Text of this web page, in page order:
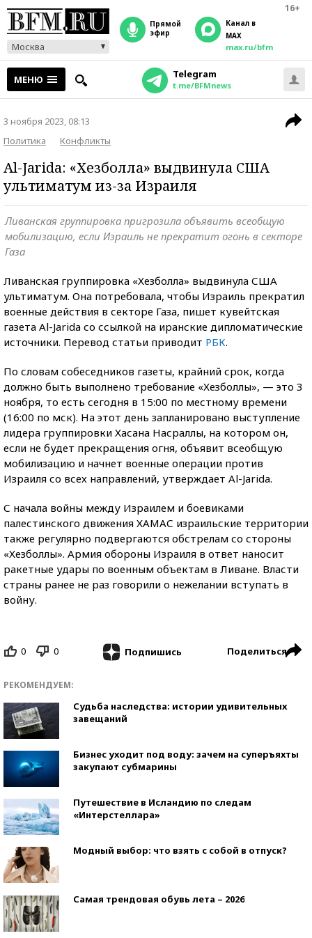
16+
Москва
прямой
эфир
Канал в
MAX
max.ru/bfm
МЕНЮ Telegram
t.me/BFMnews
3 ноября 2023, 08:13
Политика
Конфликты
Al-Jarida: «Хезболла» выдвинула США
ультиматум из-за Израиля
Ливанская группировка пригрозила объявить всеобщую
мобилизацию, если Израиль не прекратит огонь в секторе
Газа
Ливанская группировка «Хезболла» выдвинула США
ультиматум. Она потребовала, чтобы Израиль прекратил
военные действия в секторе Газа, пишет кувейтская
газета Al-Jarida со ссылкой на иранские дипломатические
источники. Перевод статьи приводит РБК.
По словам собеседников газеты, крайний срок, когда
должно быть выполнено требование «Хезболлы», — это 3
ноября, то есть сегодня в 15:00 по местному времени
(16:00 по мск). На этот день запланировано выступление
лидера группировки Хасана Насраллы, на котором он,
если не будет прекращения огня, объявит всеобщую
мобилизацию и начнет военные операции против
Израиля со всех направлений, утверждает Al-Jarida.
С начала войны между Израилем и боевиками
палестинского движения ХАМАС израильские территории
также регулярно подвергаются обстрелам со стороны
«Хезболлы». Армия обороны Израиля в ответ наносит
ракетные удары по военным объектам в Ливане. Власти
страны ранее не раз говорили о нежелании вступать в
войну.
0 0 Подпишись Поделиться
РЕКОМЕНДУЕМ:
Судьба наследства: истории удивительных
завещаний
Бизнес уходит под воду: зачем на суперъяхты
закупают субмарины
Путешествие в Исландию по следам
«Интерстеллара»
Модный выбор: что взять с собой в отпуск?
Самая трендовая обувь лета – 2026